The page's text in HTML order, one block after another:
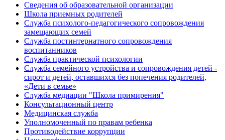
Сведения об образовательной организации
Школа приемных родителей
Служба психолого-педагогического сопровождения
замещающих семей
Cлужба постинтернатного сопровождения
воспитанников
Служба практической психологии
Служба семейного устройства и сопровождения детей -
сирот и детей, оставшихся без попечения родителей,
«Дети в семье»
Служба медиации "Школа примирения"
Консультационный центр
Медицинская служба
Уполномоченный по правам ребенка
Противодействие коррупции